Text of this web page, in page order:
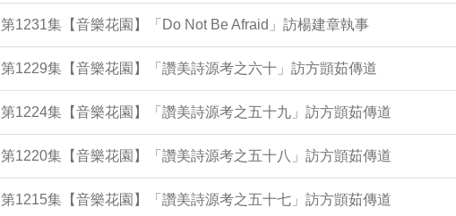
第1231集【音樂花園】「Do Not Be Afraid」訪楊建章執事
第1229集【音樂花園】「讚美詩源考之六十」訪方顗茹傳道
第1224集【音樂花園】「讚美詩源考之五十九」訪方顗茹傳道
第1220集【音樂花園】「讚美詩源考之五十八」訪方顗茹傳道
第1215集【音樂花園】「讚美詩源考之五十七」訪方顗茹傳道